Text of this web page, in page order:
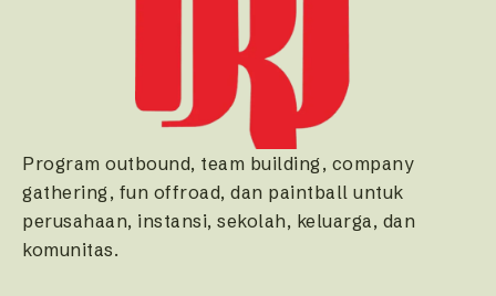
Program outbound, team building, company
gathering, fun offroad, dan paintball untuk
perusahaan, instansi, sekolah, keluarga, dan
komunitas.